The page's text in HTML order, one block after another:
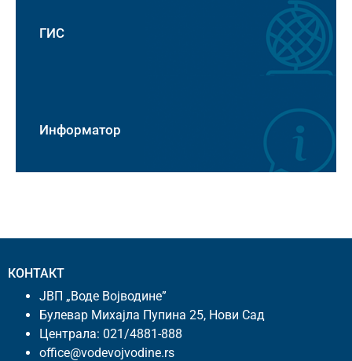
ГИС
Информатор
КОНТАКТ
ЈВП „Воде Војводине”
Булевар Михајла Пупина 25, Нови Сад
Централа: 021/4881-888
office@vodevojvodine.rs